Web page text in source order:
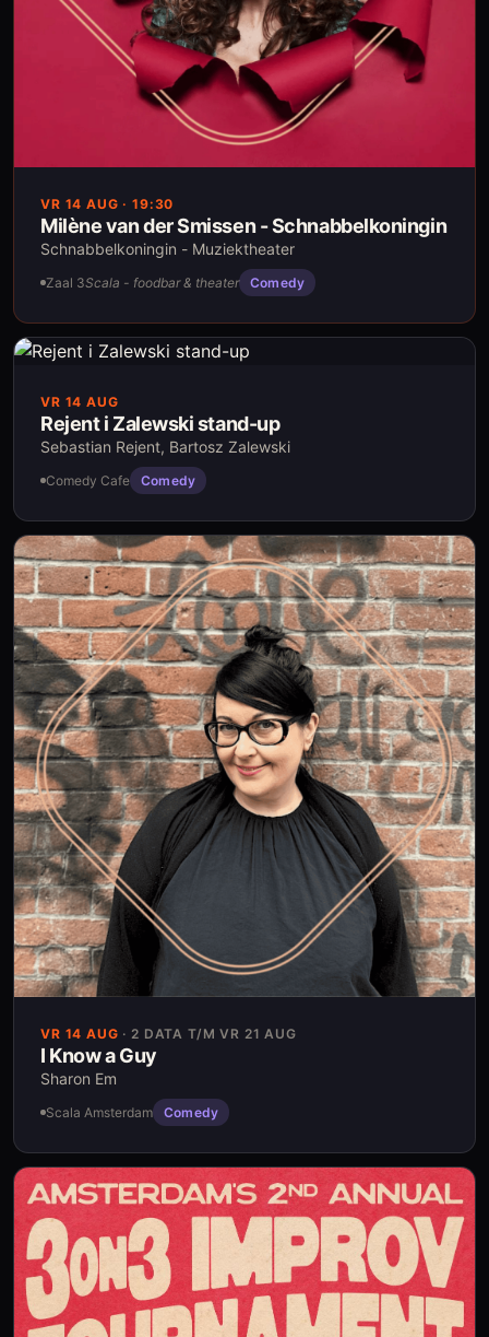
VR 14 AUG · 19:30
Milène van der Smissen - Schnabbelkoningin
Schnabbelkoningin - Muziektheater
Zaal 3Scala - foodbar & theater Comedy
VR 14 AUG
Rejent i Zalewski stand-up
Sebastian Rejent, Bartosz Zalewski
Comedy Cafe Comedy
VR 14 AUG · 2 DATA T/M VR 21 AUG
I Know a Guy
Sharon Em
Scala Amsterdam Comedy